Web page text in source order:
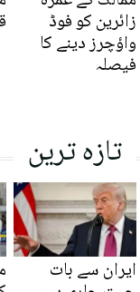
زائرین کو فوڈ
واؤچرز دینے کا
فیصلہ
تازہ ترین
ایران سے بات